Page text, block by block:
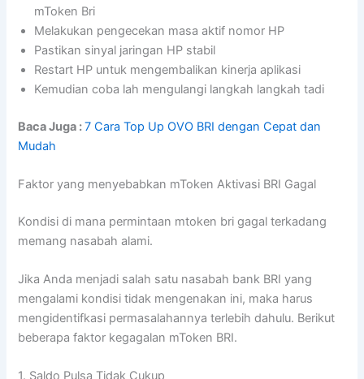
mToken Bri
Melakukan pengecekan masa aktif nomor HP
Pastikan sinyal jaringan HP stabil
Restart HP untuk mengembalikan kinerja aplikasi
Kemudian coba lah mengulangi langkah langkah tadi
Baca Juga :7 Cara Top Up OVO BRI dengan Cepat dan
Mudah
Faktor yang menyebabkan mToken Aktivasi BRI Gagal
Kondisi di mana permintaan mtoken bri gagal terkadang
memang nasabah alami.
Jika Anda menjadi salah satu nasabah bank BRI yang
mengalami kondisi tidak mengenakan ini, maka harus
mengidentifkasi permasalahannya terlebih dahulu. Berikut
beberapa faktor kegagalan mToken BRI.